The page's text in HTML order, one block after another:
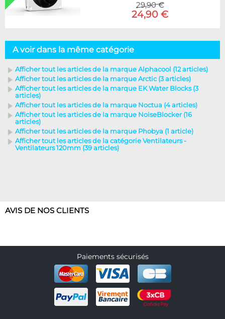
29,90 €
24,90 €
A voir dans la même catégorie
Afficher tout les articles de la marque Alphacool (12 articles)
Afficher tout les articles de la marque Arctic (3 articles)
Afficher tout les articles de la marque EK Water Blocks (3
articles)
Afficher tout les articles de la marque Noctua (4 articles)
Afficher tout les articles de la marque NoiseBlocker (16
articles)
Afficher tout les articles de la marque Phobya (1 article)
Afficher tout les articles de la catégorie Ventilateurs -
Ventilateurs 120mm (39 articles)
AVIS DE NOS CLIENTS
Paiements sécurisés